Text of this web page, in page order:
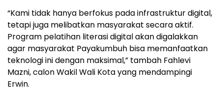
“Kami tidak hanya berfokus pada infrastruktur digital,
tetapi juga melibatkan masyarakat secara aktif.
Program pelatihan literasi digital akan digalakkan
agar masyarakat Payakumbuh bisa memanfaatkan
teknologi ini dengan maksimal,” tambah Fahlevi
Mazni, calon Wakil Wali Kota yang mendampingi
Erwin.